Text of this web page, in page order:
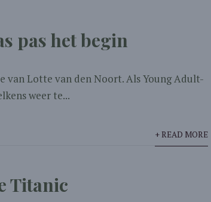
pas het begin
van Lotte van den Noort. Als Young Adult-
weer te...
+ READ MORE
Titanic